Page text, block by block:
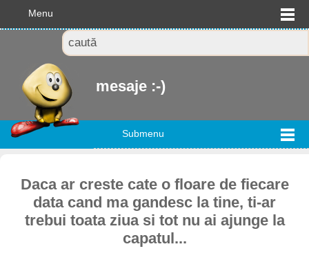
Menu
mesaje :-)
Submenu
Daca ar creste cate o floare de fiecare
data cand ma gandesc la tine, ti-ar
trebui toata ziua si tot nu ai ajunge la
capatul...